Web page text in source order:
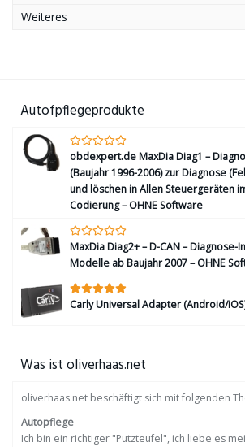
Weiteres
Autofpflegeprodukte
obdexpert.de MaxDia Diag1 –
(Baujahr 1996-2006) zur Diagnose
und löschen in Allen Steuergeräten
Codierung – OHNE Software
MaxDia Diag2+ – D-CAN – Diagnose-
Modelle ab Baujahr 2007 – OHNE
Carly Universal Adapter (Android/
Was ist oliverhaas.net
oliverhaas.net beschäftigt sich mit folgenden
Autopflege
Ich bin ein richtiger "Putzteufel", ich liebe es